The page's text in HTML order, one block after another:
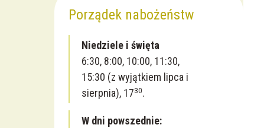
Porządek nabożeństw
Niedziele i święta
6:30, 8:00, 10:00, 11:30,
15:30 (z wyjątkiem lipca i
sierpnia), 1730.
W dni powszednie: